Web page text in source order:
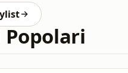
Popolari